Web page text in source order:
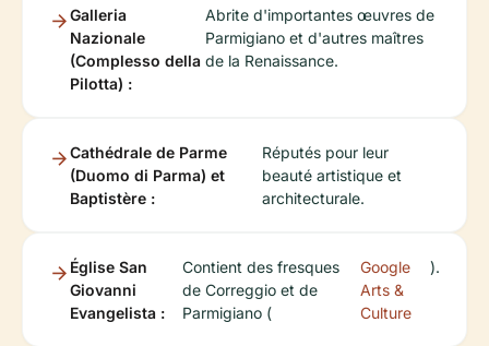
Galleria
Nazionale
(Complesso della
Pilotta) :
Abrite d'importantes œuvres de
Parmigiano et d'autres maîtres
de la Renaissance.
Cathédrale de Parme
(Duomo di Parma) et
Baptistère :
Réputés pour leur
beauté artistique et
architecturale.
Église San
Giovanni
Evangelista :
Contient des fresques
de Correggio et de
Parmigiano (
Google
Arts &
Culture
).